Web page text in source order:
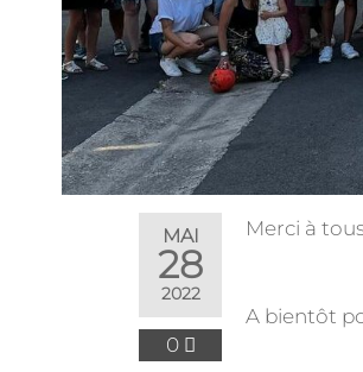
MAI
28
2022
0
Merci à
A bientôt